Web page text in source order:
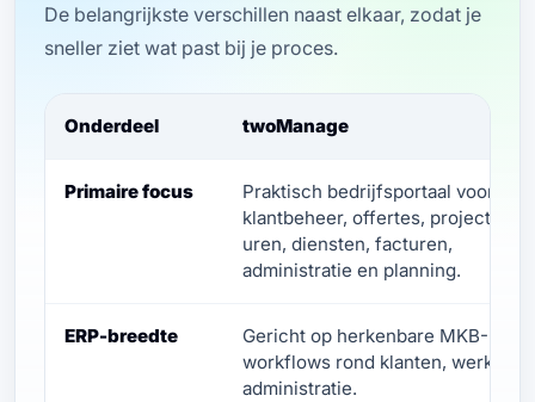
De belangrijkste verschillen naast elkaar, zodat je
sneller ziet wat past bij je proces.
Onderdeel twoManage
Primaire focus
Praktisch bedrijfsportaal voor
klantbeheer, offertes, projecten,
uren, diensten, facturen,
administratie en planning.
ERP-breedte
Gericht op herkenbare MKB-
workflows rond klanten, werk en
administratie.